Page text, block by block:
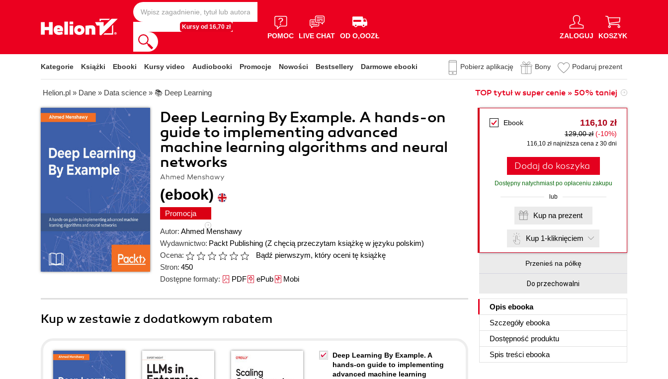
Kursy od 16,70 zł
POMOC LIVE CHAT OD O,OOZŁ ZALOGUJ KOSZYK
Kategorie Książki Ebooki Kursy video Audiobooki Promocje Nowości Bestsellery Darmowe ebooki Pobierz aplikację Bony Podaruj prezent
Helion.pl » Dane » Data science » 📚 Deep Learning TOP tytuł w super cenie » 50% taniej
Deep Learning By Example. A hands-on
guide to implementing advanced
machine learning algorithms and neural
networks
Ahmed Menshawy
(ebook)
Promocja
Autor: Ahmed Menshawy
Wydawnictwo: Packt Publishing (Z chęcią przeczytam książkę w języku polskim)
Ocena:
Bądź pierwszym, który oceni tę książkę
Stron: 450
Dostępne formaty: PDFePubMobi
Ebook 116,10 zł
129,00 zł (-10%)
116,10 zł najniższa cena z 30 dni
Dodaj do koszyka
Dostępny natychmiast po opłaceniu zakupu
lub
Kup na prezent
Kup 1-kliknięciem
Przenieś na półkę
Do przechowalni
Opis ebooka
Szczegóły ebooka
Dostępność produktu
Spis treści ebooka
Kup w zestawie z dodatkowym rabatem
Deep Learning By Example. A
hands-on guide to implementing
advanced machine learning